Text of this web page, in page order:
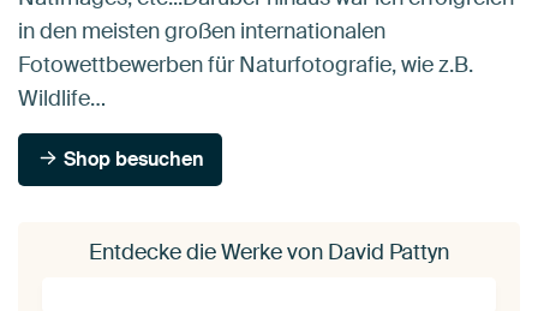
in den meisten großen internationalen
Fotowettbewerben für Naturfotografie, wie z.B.
Wildlife…
Shop besuchen
Entdecke die Werke von David Pattyn